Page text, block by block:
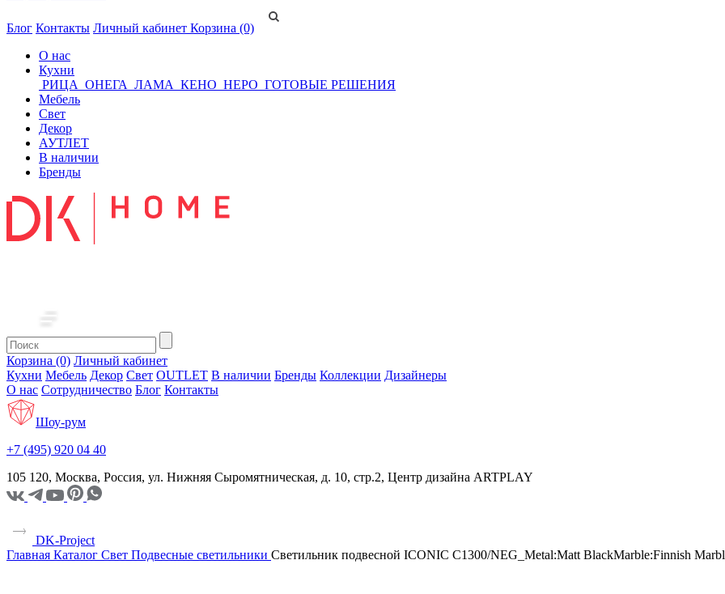
Блог Контакты Личный кабинет Корзина (0)
О нас
Кухни
РИЦА ОНЕГА ЛАМА КЕНО НЕРО ГОТОВЫЕ РЕШЕНИЯ
Мебель
Свет
Декор
АУТЛЕТ
В наличии
Бренды
Корзина (0) Личный кабинет
Кухни Мебель Декор Свет OUTLET В наличии Бренды Коллекции Дизайнеры
О нас Сотрудничество Блог Контакты
Шоу-рум
+7 (495) 920 04 40
105 120, Москва, Россия, ул. Нижняя Сыромятническая, д. 10, стр.2, Центр дизайна ARTPLAY
DK-Project
Главная Каталог Свет Подвесные светильники Светильник подвесной ICONIC C1300/NEG_Metal:Matt BlackMarble:Finnish